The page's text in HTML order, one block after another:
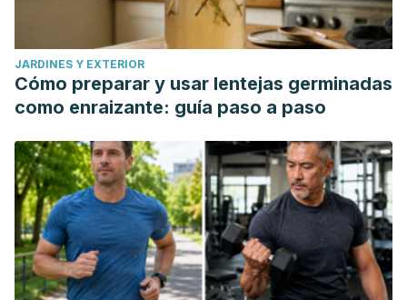
JARDINES Y EXTERIOR
Cómo preparar y usar lentejas germinadas
como enraizante: guía paso a paso